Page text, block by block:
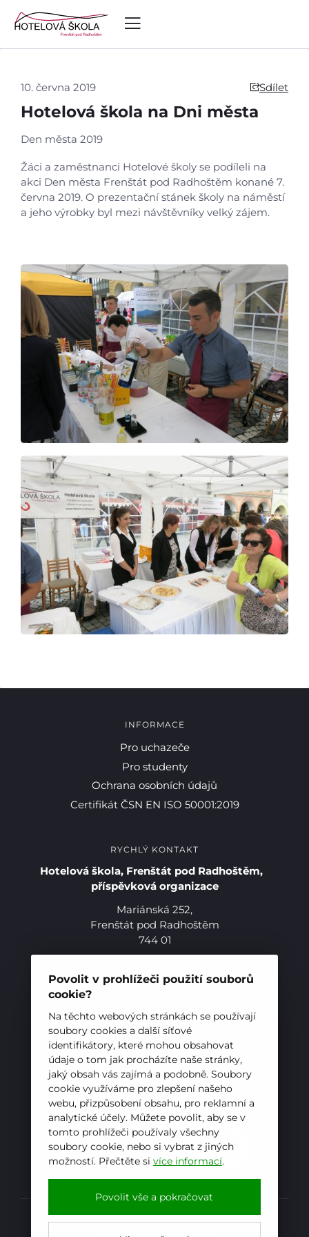
Povolit v prohlížeči použití souborů
cookie?
Na těchto webových stránkách se používají
soubory cookies a další síťové
identifikátory, které mohou obsahovat
údaje o tom jak procházíte naše stránky,
jaký obsah vás zajímá a podobně. Soubory
cookie využíváme pro zlepšení našeho
webu, přizpůsobení obsahu, pro reklamní a
analytické účely. Můžete povolit, aby se v
tomto prohlížeči používaly všechny
soubory cookie, nebo si vybrat z jiných
možností. Přečtěte si více informací.
Povolit vše a pokračovat
Úvod
Aktuálně
Škola
Studium
Projekty
Foto
Video a audio
Virtuální prohlídka
Kontakty
Pro studenty
Pro uchazeče
10. června 2019 Sdílet
E-mail WhatsAppFacebook
Hotelová škola na Dni města
Den města 2019
Žáci a zaměstnanci Hotelové školy se podíleli na
akci Den města Frenštát pod Radhoštěm konané 7.
června 2019. O prezentační stánek školy na náměstí
a jeho výrobky byl mezi návštěvníky velký zájem.
INFORMACE
Pro uchazeče
Pro studenty
Ochrana osobních údajů
Certifikát ČSN EN ISO 50001:2019
RYCHLÝ KONTAKT
Hotelová škola, Frenštát pod Radhoštěm,
příspěvková organizace
Mariánská 252,
Frenštát pod Radhoštěm
744 01
E-mail:sekretariat@hotelovkafren.cz
Datová schránka: bc5jrez
Hotelová škola, Frenštát pod Radhoštěm je
příspěvkovou organizací zřizovanou
Moravskoslezským krajem